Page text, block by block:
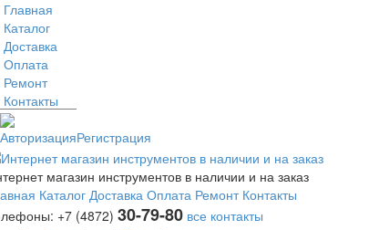
Главная
Каталог
Доставка
Оплата
Ремонт
Контакты
АвторизацияРегистрация
магазин инструментов в наличии и на заказ
Каталог Доставка Оплата Ремонт Контакты
+7 (4872) 30-79-80 все контакты